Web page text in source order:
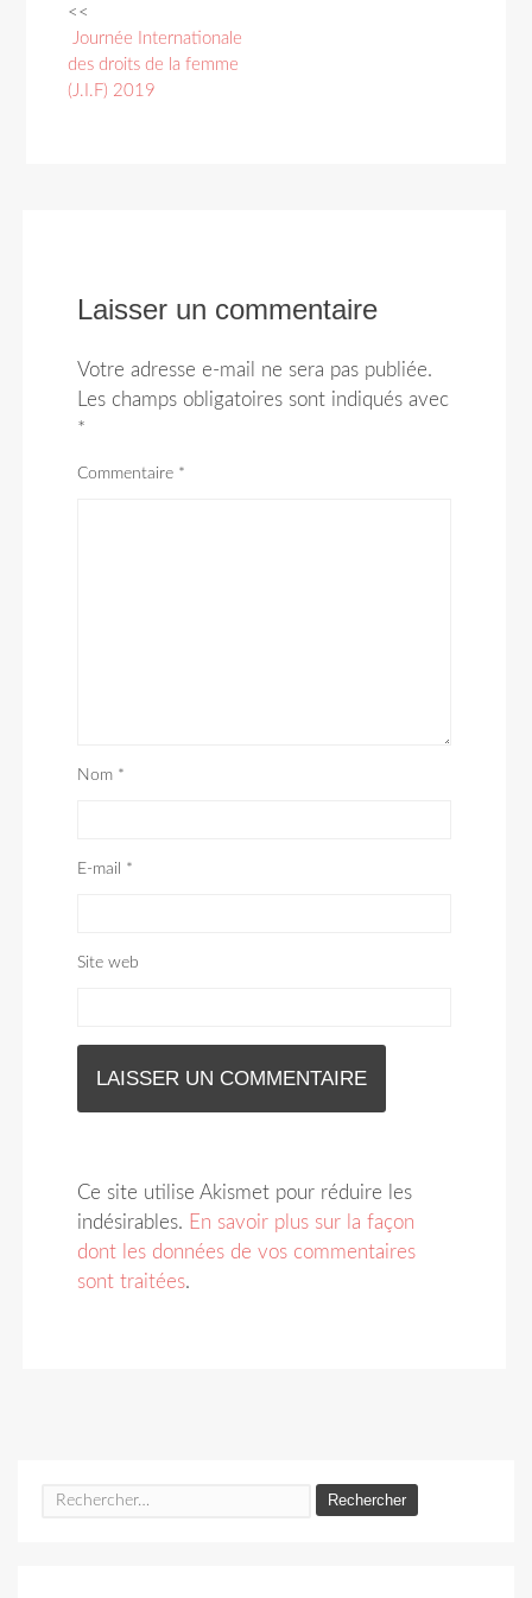
Navigation
des
<<
Journée Internationale
des droits de la femme
(J.I.F) 2019
Laisser un commentaire
Votre adresse e-mail ne sera pas publiée.
Les champs obligatoires sont indiqués avec
*
Commentaire *
Nom *
E-mail *
Site web
Ce site utilise Akismet pour réduire les
indésirables. En savoir plus sur la façon
dont les données de vos commentaires
sont traitées.
Rechercher :